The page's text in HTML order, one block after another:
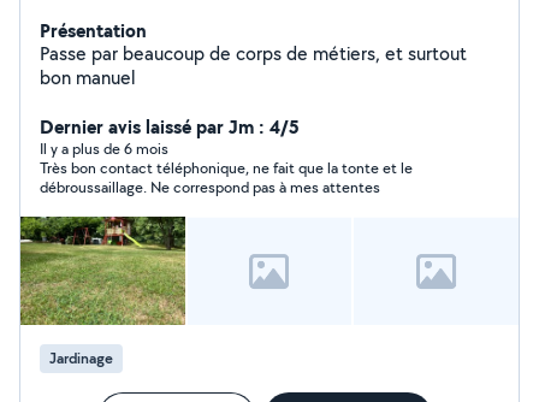
Présentation
Passe par beaucoup de corps de métiers, et surtout
bon manuel
Dernier avis laissé par Jm : 4/5
Il y a plus de 6 mois
Très bon contact téléphonique, ne fait que la tonte et le
débroussaillage. Ne correspond pas à mes attentes
Jardinage